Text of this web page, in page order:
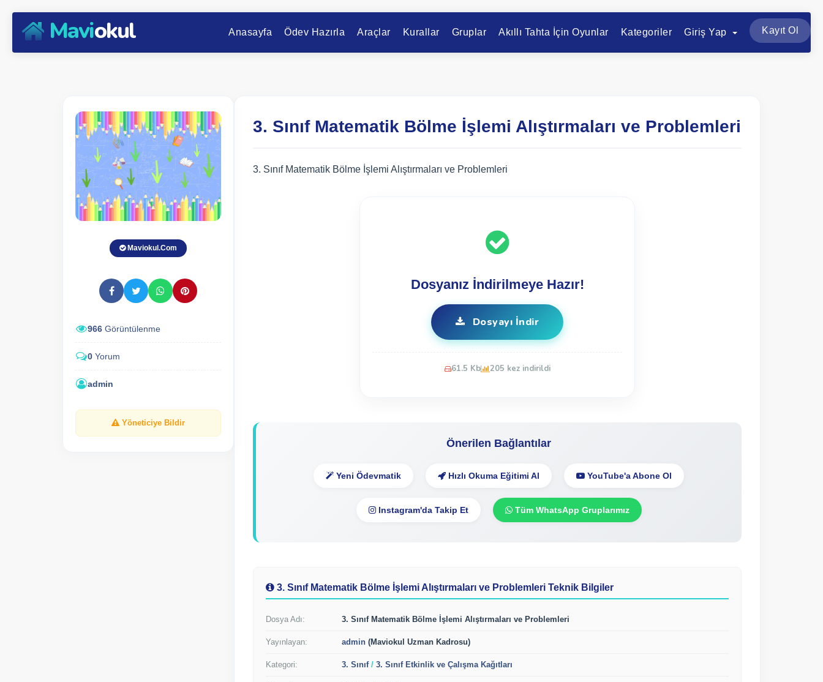
Maviokul Anasayfa Ödev Hazırla Araçlar Kurallar Gruplar Akıllı Tahta İçin Oyunlar Kategoriler Giriş Yap Kayıt Ol
Maviokul.Com
966 Görüntülenme
0 Yorum
admin
Yöneticiye Bildir
3. Sınıf Matematik Bölme İşlemi Alıştırmaları ve Problemleri
3. Sınıf Matematik Bölme İşlemi Alıştırmaları ve Problemleri
Dosyanız İndirilmeye Hazır!
Dosyayı İndir
61.5 Kb 205 kez indirildi
Önerilen Bağlantılar
Yeni Ödevmatik Hızlı Okuma Eğitimi Al YouTube'a Abone Ol
Instagram'da Takip Et Tüm WhatsApp Gruplarımız
3. Sınıf Matematik Bölme İşlemi Alıştırmaları ve Problemleri Teknik Bilgiler
Dosya Adı: 3. Sınıf Matematik Bölme İşlemi Alıştırmaları ve Problemleri
Yayınlayan: admin (Maviokul Uzman Kadrosu)
Kategori: 3. Sınıf/ 3. Sınıf Etkinlik ve Çalışma Kağıtları